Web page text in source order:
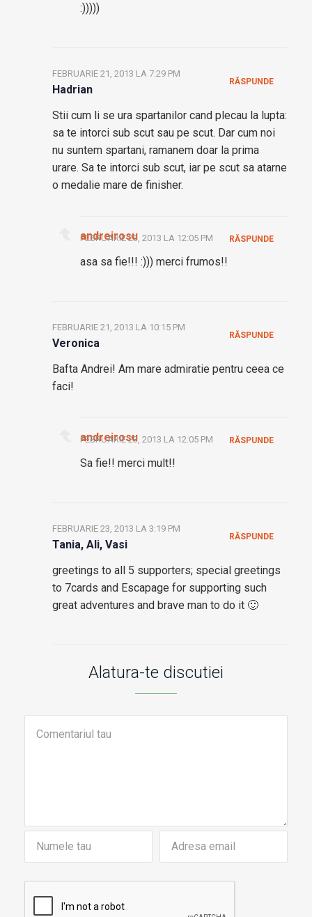
:)))))
Hadrian
FEBRUARIE 21, 2013 LA 7:29 PM
Stii cum li se ura spartanilor cand plecau la lupta:
sa te intorci sub scut sau pe scut. Dar cum noi
nu suntem spartani, ramanem doar la prima
urare. Sa te intorci sub scut, iar pe scut sa atarne
o medalie mare de finisher.
RĂSPUNDE
andreirosu
FEBRUARIE 23, 2013 LA 12:05 PM
asa sa fie!!! :))) merci frumos!!
RĂSPUNDE
Veronica
FEBRUARIE 21, 2013 LA 10:15 PM
Bafta Andrei! Am mare admiratie pentru ceea ce
faci!
RĂSPUNDE
andreirosu
FEBRUARIE 23, 2013 LA 12:05 PM
Sa fie!! merci mult!!
RĂSPUNDE
Tania, Ali, Vasi
FEBRUARIE 23, 2013 LA 3:19 PM
greetings to all 5 supporters; special greetings
to 7cards and Escapage for supporting such
great adventures and brave man to do it 🙂
RĂSPUNDE
Alatura-te discutiei